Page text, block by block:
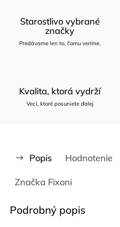
Starostlivo vybrané
značky
Predávame len to, čomu veríme.
Kvalita, ktorá vydrží
Veci, ktoré posuniete ďalej
Popis Hodnotenie
Značka Fixoni
Podrobný popis